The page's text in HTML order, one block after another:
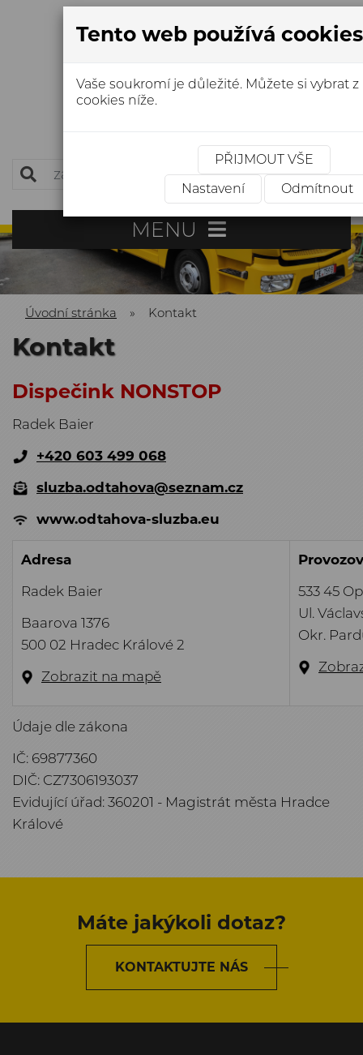
sluzba.odtahova@seznam.cz
Hledat
MENU
Úvodní stránka » Kontakt
Kontakt
Dispečink NONSTOP
Radek Baier
+420 603 499 068
sluzba.odtahova@seznam.cz
www.odtahova-sluzba.eu
Adresa
Radek Baier
Baarova 1376
500 02 Hradec Králové 2
Zobrazit na mapě
533 45
Ul.
Okr.
Údaje dle zákona
IČ: 69877360
DIČ: CZ7306193037
Evidující úřad: 360201 - Magistrát města Hradce
Králové
Máte jakýkoli dotaz?
KONTAKTUJTE NÁS
Tento web používá cookies
Vaše soukromí je důležité. Můžete si vybrat
cookies níže.
PŘIJMOUT VŠE
Nastavení
Odmítnout